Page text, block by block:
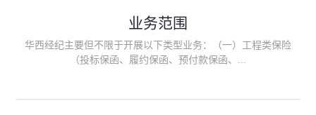
业务范围
华西经纪主要但不限于开展以下类型业务：（一）工程类保险
（投标保函、履约保函、预付款保函、...